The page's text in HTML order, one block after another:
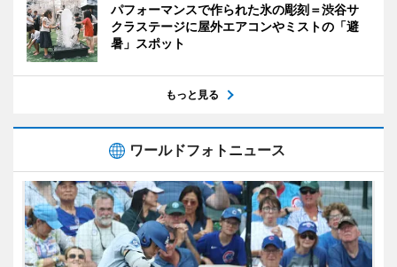
パフォーマンスで作られた氷の彫刻＝渋谷サ
クラステージに屋外エアコンやミストの「避
暑」スポット
もっと見る
ワールドフォトニュース